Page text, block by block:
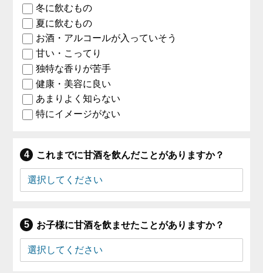
冬に飲むもの
夏に飲むもの
お酒・アルコールが入っていそう
甘い・こってり
独特な香りが苦手
健康・美容に良い
あまりよく知らない
特にイメージがない
これまでに甘酒を飲んだことがありますか？
お子様に甘酒を飲ませたことがありますか？